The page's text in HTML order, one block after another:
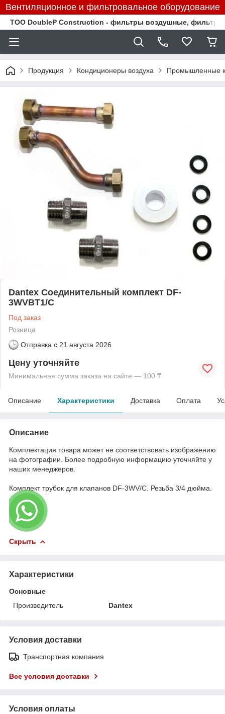
Вентиляционное и фильтровальное оборудование
TOO DoubleP Construction - фильтры воздушные,
Продукция Кондиционеры воздуха Промышленные
Dantex Соединительный комплект DF-
3WVBT1/C
Под заказ
Розница
Отправка с 21 августа 2026
Цену уточняйте
Минимальная сумма заказа на сайте — 100 ₸
Описание Характеристики Доставка Оплата
Описание
Комплектация товара может не соответствовать изображению
на фотографии. Более подробную информацию уточняйте у
наших менеджеров.
Комплект трубок для клапанов DF-3WV/C. Резьба 3/4 дюйма.
Скрыть
Характеристики
Основные
Производитель
Dantex
Условия доставки
Транспортная компания
Все условия доставки
Условия оплаты